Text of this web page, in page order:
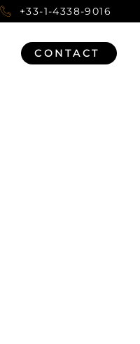
+33-1-4338-9016
CONTACT